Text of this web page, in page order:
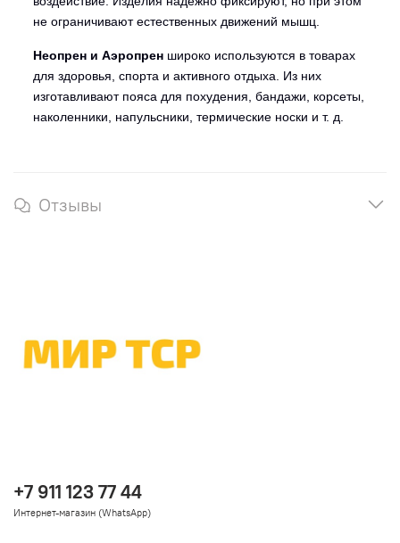
не ограничивают естественных движений мышц.
Неопрен и Аэропрен широко используются в товарах
для здоровья, спорта и активного отдыха. Из них
изготавливают пояса для похудения , бандажи, корсеты,
наколенники, напульсники, термические носки и т. д.
Отзывы
+7 911 123 77 44
Интернет-магазин (WhatsApp)